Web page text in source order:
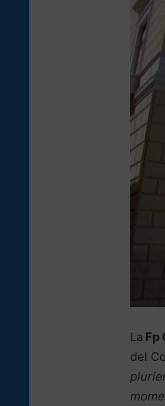
La Fp
del